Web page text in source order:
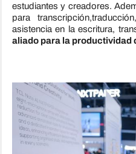
estudiantes y creadores.
para
asistencia en la escritura,
aliado para la productividad